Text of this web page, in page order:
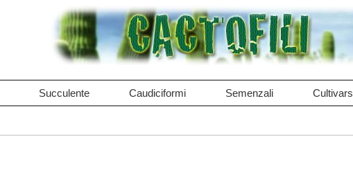
Succulente Caudiciformi Semenzali Cultivars